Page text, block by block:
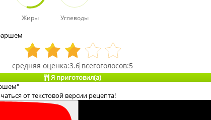
Жиры Углеводы
3.6 5
Я приготовил(а)
от текстовой версии рецепта!